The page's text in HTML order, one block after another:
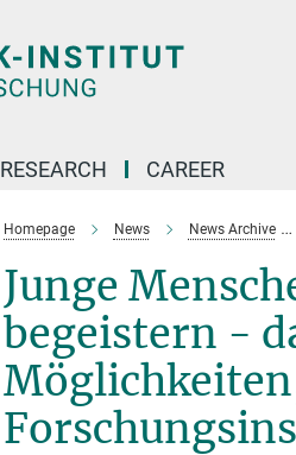
RESEARCH CAREER
Homepage News News Archive
Junge
begeistern -